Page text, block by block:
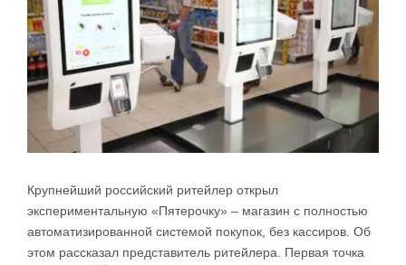
Крупнейший российский ритейлер открыл
экспериментальную «Пятерочку» – магазин с полностью
автоматизированной системой покупок, без кассиров. Об
этом рассказал представитель ритейлера. Первая точка